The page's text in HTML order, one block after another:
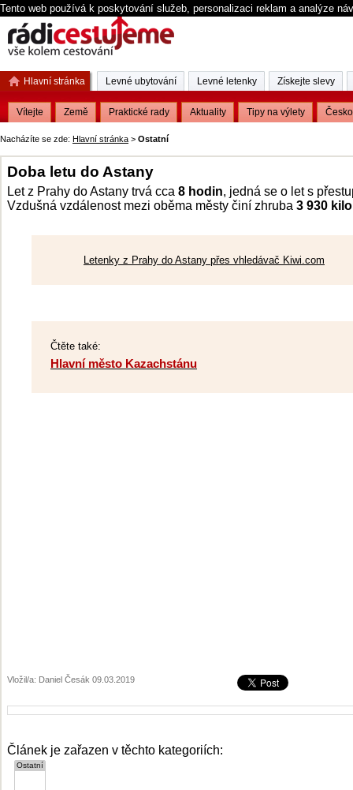
Tento web používá k poskytování služeb, personalizaci reklam a analýze
Nacházíte se zde: Hlavní stránka > Ostatní
Doba letu do Astany
Let z Prahy do Astany trvá cca 8 hodin, jedná se o let s
Vzdušná vzdálenost mezi oběma městy činí zhruba 3 930
Letenky z Prahy do Astany přes vhledávač Kiwi.com
Čtěte také:
Hlavní město Kazachstánu
Vložil/a: Daniel Česák 09.03.2019
Článek je zařazen v těchto kategoriích:
Hlavní stránka
Vítejte Země Praktické rady Aktuality Tipy na výlety Česko
Levné ubytování Levné letenky Získejte slevy